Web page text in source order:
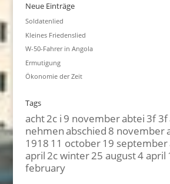
Neue Einträge
Soldatenlied
Kleines Friedenslied
W-50-Fahrer in Angola
Ermutigung
Ökonomie der Zeit
Tags
acht2c i 9 novemberabtei3f 3f
nehmenabschied 8 november
1918 11 october19 september
april2c winter25 august4 april
february